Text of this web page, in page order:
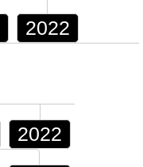
2022
2022